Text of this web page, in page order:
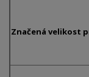
Značená velikost